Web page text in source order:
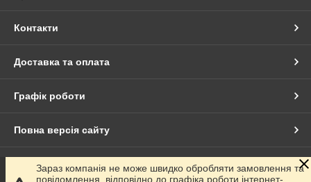
Контакти
Доставка та оплата
Графік роботи
Повна версія сайту
Сайт створено на маркетплейсіProm.ua
Зараз компанія не може швидко обробляти замовлення та
повідомлення, відповідно до графіка роботи інтернет-